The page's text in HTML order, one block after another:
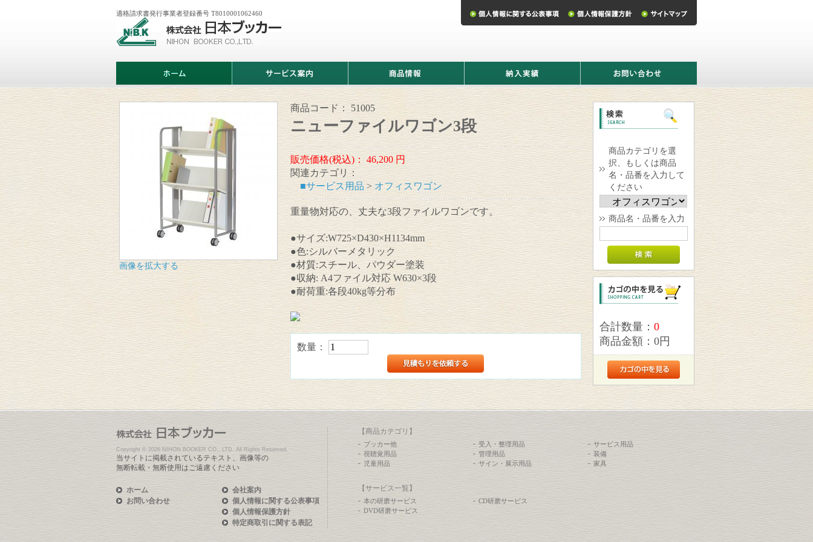
会
日
ッ
カ
ー
適格請求書発行事業者登録番号 T8010001062460
ム
ビ
ス
案
情
報
実
い
画像を拡大する
商品コード： 51005
ニューファイルワゴン3段
販売価格(税込)： 46,200円
関連カテゴリ：
■サービス用品 >オフィスワゴン
重量物対応の、丈夫な3段ファイルワゴンです。
●サイズ:W725×D430×H1134mm
●色:シルバーメタリック
●材質:スチール、パウダー塗装
●収納: A4ファイル対応 W630×3段
●耐荷重:各段40kg等分布
数量：
商品カテゴリを選
択、もしくは商品
名・品番を入力して
ください
商品名・品番を入力
合計数量： 0
商品金額： 0円
Copyright © 2026 NIHON BOOKER CO., LTD. All Rights Reserved.
当サイトに掲載されているテキスト、画像等の
無断転載・無断使用はご遠慮ください
ホーム
お問い合わせ
会社案内
個人情報に関する公表事項
個人情報保護方針
特定商取引に関する表記
【商品カテゴリ】
ブッカー他
視聴覚用品
児童用品
受入・整理用品
管理用品
サイン・展示用品
サービス用品
装備
家具
【サービス一覧】
本の研磨サービス
CD研磨サービス
DVD研磨サービス